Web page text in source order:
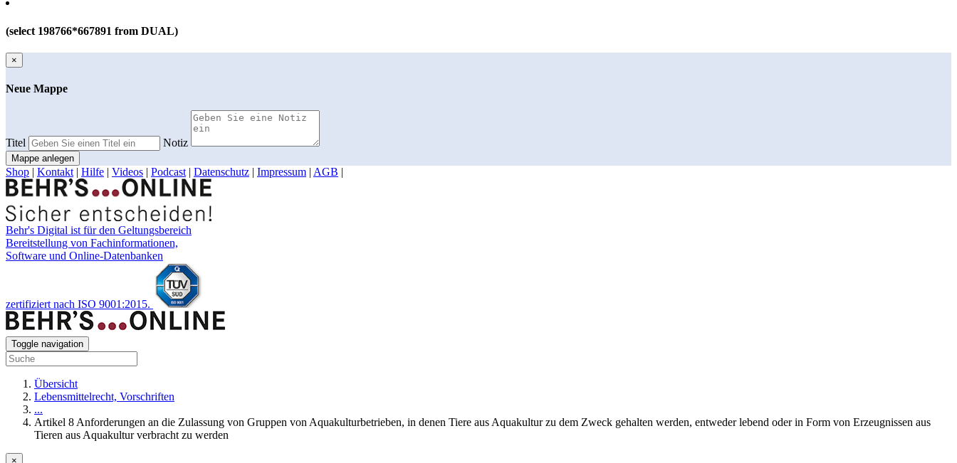
(select 198766*667891 from DUAL)
×
Neue Mappe
Titel Notiz
Mappe anlegen
Shop | Kontakt | Hilfe | Videos | Podcast | Datenschutz | Impressum | AGB |
Behr's Digital ist für den Geltungsbereich
Bereitstellung von Fachinformationen,
Software und Online-Datenbanken
zertifiziert nach ISO 9001:2015.
Toggle navigation
Übersicht
Lebensmittelrecht, Vorschriften
...
Artikel 8 Anforderungen an die Zulassung von Gruppen von Aquakulturbetrieben, in denen Tiere aus Aquakultur zu dem Zweck gehalten werden, entweder lebend oder in Form von Erzeugnissen aus
Tieren aus Aquakultur verbracht zu werden
×